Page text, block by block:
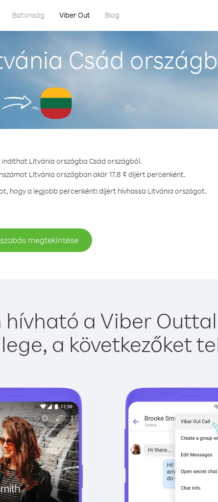
Biztonság Viber Out Blog
Csád
Litvánia országba Csád országból.
Litvánia országban akár 17.8 ¢ díjért percenként.
hogy a legjobb percenkénti díjért hívhassa Litvánia országot.
megtekintése
a Viber
a következőket